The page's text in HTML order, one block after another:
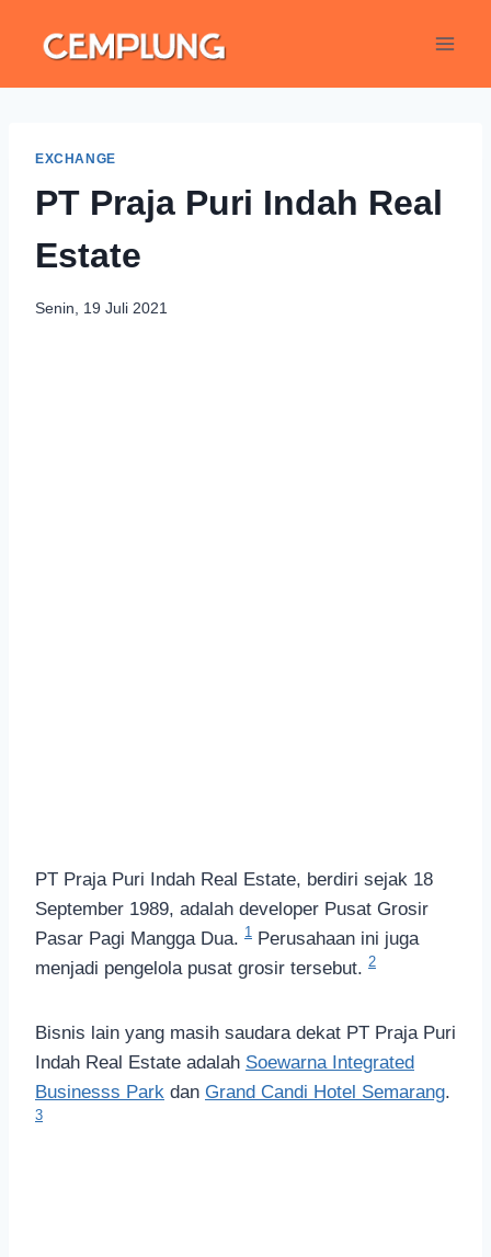
EXCHANGE
PT Praja Puri Indah Real
Estate
Senin, 19 Juli 2021
PT Praja Puri Indah Real Estate, berdiri sejak 18
September 1989, adalah developer Pusat Grosir
Pasar Pagi Mangga Dua. 1 Perusahaan ini juga
menjadi pengelola pusat grosir tersebut. 2
Bisnis lain yang masih saudara dekat PT Praja Puri
Indah Real Estate adalah Soewarna Integrated
Businesss Park dan Grand Candi Hotel Semarang.
3